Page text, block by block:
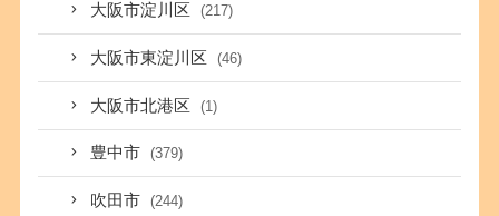
大阪市淀川区 (217)
大阪市東淀川区 (46)
大阪市北港区 (1)
豊中市 (379)
吹田市 (244)